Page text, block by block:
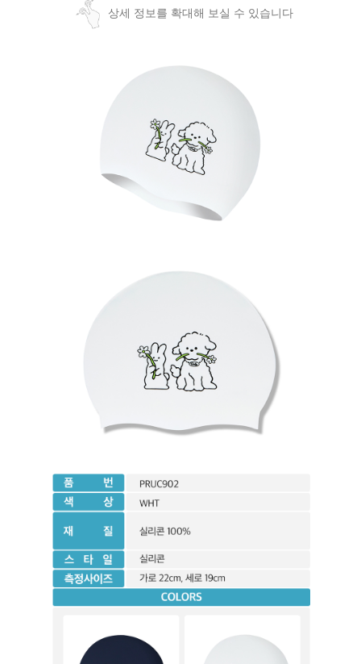
상세 정보를 확대해 보실 수 있습니다